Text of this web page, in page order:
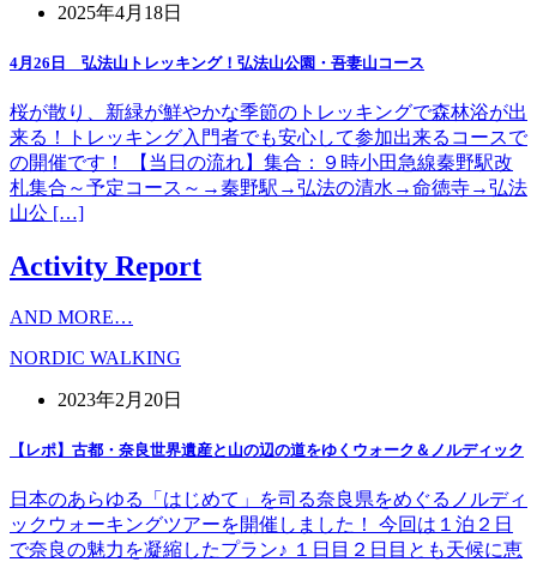
2025年4月18日
4月26日 弘法山トレッキング！弘法山公園・吾妻山コース
桜が散り、新緑が鮮やかな季節のトレッキングで森林浴が出
来る！トレッキング入門者でも安心して参加出来るコースで
の開催です！ 【当日の流れ】集合：９時小田急線秦野駅改
札集合～予定コース～→秦野駅→弘法の清水→命徳寺→弘法
山公 […]
Activity Report
AND MORE…
NORDIC WALKING
2023年2月20日
【レポ】古都・奈良世界遺産と山の辺の道をゆくウォーク＆ノルディック
日本のあらゆる「はじめて」を司る奈良県をめぐるノルディ
ックウォーキングツアーを開催しました！ 今回は１泊２日
で奈良の魅力を凝縮したプラン♪ １日目２日目とも天候に恵